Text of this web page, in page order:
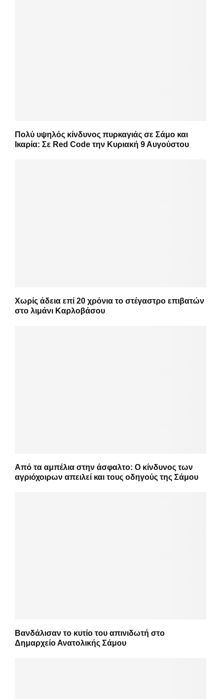
Πολύ υψηλός κίνδυνος πυρκαγιάς σε Σάμο και
Ικαρία: Σε Red Code την Κυριακή 9 Αυγούστου
Χωρίς άδεια επί 20 χρόνια το στέγαστρο επιβατών
στο λιμάνι Καρλοβάσου
Από τα αμπέλια στην άσφαλτο: Ο κίνδυνος των
αγριόχοιρων απειλεί και τους οδηγούς της Σάμου
Βανδάλισαν το κυτίο του απινιδωτή στο
Δημαρχείο Ανατολικής Σάμου